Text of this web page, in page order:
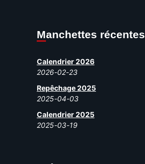
Manchettes récentes
Calendrier 2026
2026-02-23
Repêchage 2025
2025-04-03
Calendrier 2025
2025-03-19